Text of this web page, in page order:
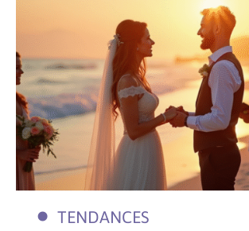
TENDANCES